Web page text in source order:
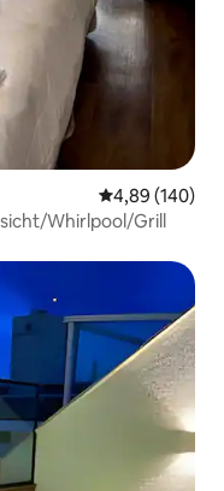
4,89 (140)
Whirlpool/Grill